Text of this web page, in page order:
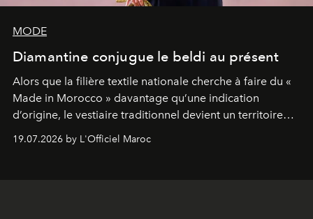
MODE
Diamantine conjugue le beldi au présent
Alors que la filière textile nationale cherche à faire du «
Made in Morocco » davantage qu’une indication
d’origine, le vestiaire traditionnel devient un territoire
d’expérimentation. Avec Néo Beldi, Diamantine en
révise les proportions et les usages pour l’inscrire dans
19.07.2026 by L'Officiel Maroc